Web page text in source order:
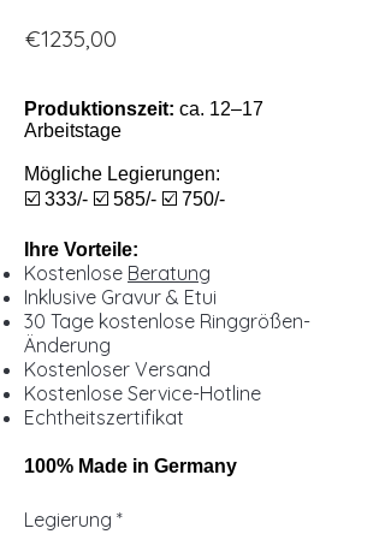
€1235,00
Produktionszeit: ca. 12–17
Arbeitstage
Mögliche Legierungen:
☑️ 333/- ☑️ 585/- ☑️ 750/-
Ihre Vorteile:
Kostenlose Beratung
Inklusive Gravur & Etui
30 Tage kostenlose Ringgrößen-
Änderung
Kostenloser Versand
Kostenlose Service-Hotline
Echtheitszertifikat
100% Made in Germany
Legierung